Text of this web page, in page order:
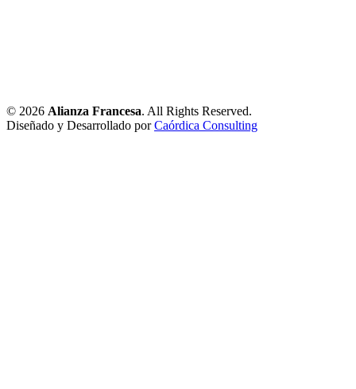
© 2026 Alianza Francesa. All Rights Reserved.
Diseñado y Desarrollado porCaórdica Consulting